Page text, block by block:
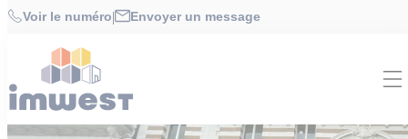
Cookies management panel
Voir le numéro| Envoyer un message
Accueil>Offres>BUREAUX 2031 m² à RENNES